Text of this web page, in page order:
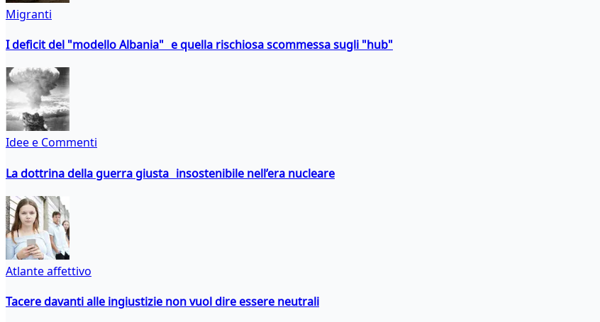
Migranti
I deficit del "modello Albania" e quella rischiosa scommessa sugli "hub"
Idee e Commenti
La dottrina della guerra giusta insostenibile nell’era nucleare
Atlante affettivo
Tacere davanti alle ingiustizie non vuol dire essere neutrali